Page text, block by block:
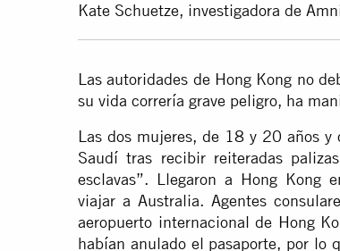
Kate Schuetze, investigadora de
Las autoridades de Hong Kong no
su vida correría grave peligro, ha
Las dos mujeres, de 18 y 20 años y
Saudí tras recibir reiteradas
esclavas”. Llegaron a Hong Kong
viajar a Australia. Agentes
aeropuerto internacional de Hong
habían anulado el pasaporte, por lo